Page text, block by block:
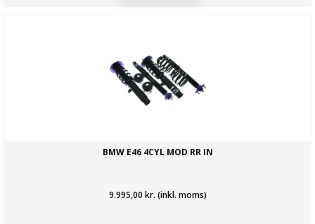
BMW E46 4CYL MOD RR IN
9.995,00 kr. (inkl. moms)